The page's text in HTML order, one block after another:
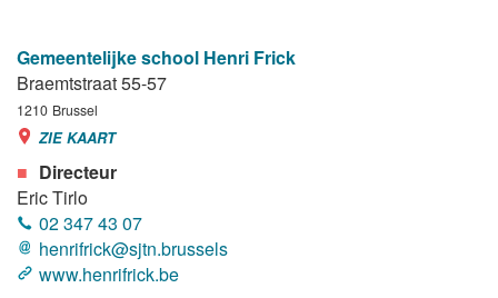
Gemeentelijke school Henri Frick
Braemtstraat 55-57
1210 Brussel
ZIE KAART
Directeur
Eric Tirlo
02 347 43 07
henrifrick@sjtn.brussels
www.henrifrick.be